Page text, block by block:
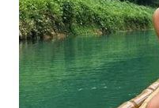
WAHANA
ADVOKAT
WAHANA
INFRASTRUKTUR